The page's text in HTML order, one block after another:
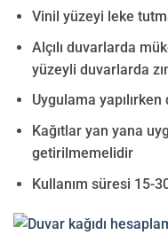
Vinil yüzeyi leke
Alçılı duvarlarda
yüzeyli duvarlarda
Uygulama
Kağıtlar yan yana
getirilmemelidir
Kullanım süresi 15-